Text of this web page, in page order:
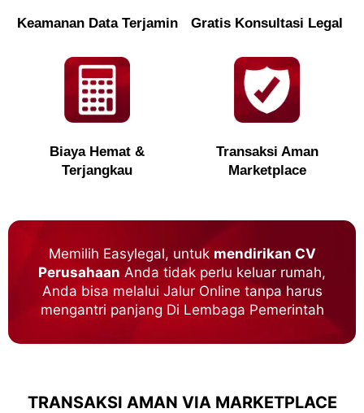
Keamanan Data Terjamin Gratis Konsultasi Legal
Biaya Hemat &
Terjangkau
Transaksi Aman
Marketplace
Memilih Easylegal, untuk mendirikan CV
PerusahaanAnda tidak perlu keluar rumah,
Anda bisa melalui Jalur Online tanpa harus
mengantri panjang Di Lembaga Pemerintah
TRANSAKSI AMAN VIA MARKETPLACE